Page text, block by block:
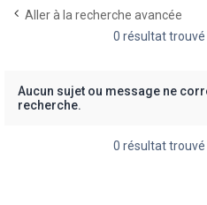
Aller à la recherche avancée
0 résultat trouvé
Aucun sujet ou message ne
recherche.
0 résultat trouvé